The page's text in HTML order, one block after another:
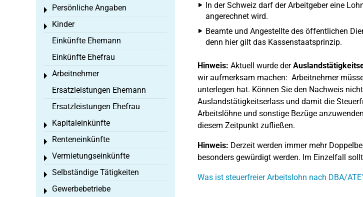
In der Schweiz darf der Arbeitgeber eine
angerechnet wird.
Beamte und Angestellte des öffentlichen
denn hier gilt das Kassenstaatsprinzip.
Hinweis: Aktuell wurde der
wir aufmerksam machen: Arbeitnehmer
unterlegen hat. Können Sie den Nachweis
Auslandstätigkeitserlass und damit die
Arbeitslöhne und sonstige Bezüge
diesem Zeitpunkt zufließen.
Hinweis: Derzeit werden immer mehr
besonders gewürdigt werden. Im Einzelfall
Was ist steuerfreier Arbeitslohn nach DBA/
Persönliche Angaben
Toggle menu
Kinder
Toggle menu
Einkünfte Ehemann
Einkünfte Ehefrau
Arbeitnehmer
Toggle menu
Ersatzleistungen Ehemann
Ersatzleistungen Ehefrau
Kapitaleinkünfte
Toggle menu
Renteneinkünfte
Toggle menu
Vermietungseinkünfte
Toggle menu
Selbständige Tätigkeiten
Toggle menu
Gewerbebetriebe
Toggle menu